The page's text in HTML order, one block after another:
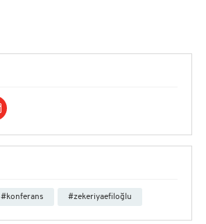
#konferans #zekeriyaefiloğlu